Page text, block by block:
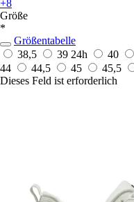
+8
Größe
*
Größentabelle
38,5
39 24h 40
44
44,5 45 45,5
Dieses Feld ist erforderlich